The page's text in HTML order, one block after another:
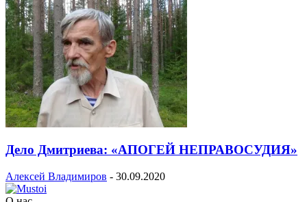
Дело Дмитриева: «АПОГЕЙ НЕПРАВОСУДИЯ»
Алексей Владимиров - 30.09.2020